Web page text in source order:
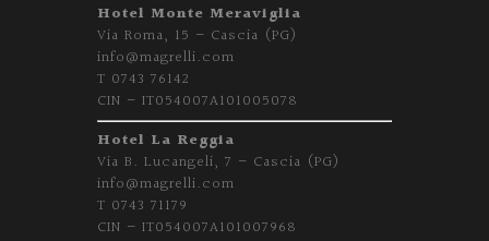
Hotel Monte Meraviglia
Via Roma, 15 – Cascia (PG)
info@magrelli.com
T 0743 76142
CIN – IT054007A101005078
Hotel La Reggia
Via B. Lucangeli, 7 – Cascia (PG)
info@magrelli.com
T 0743 71179
CIN – IT054007A101007968